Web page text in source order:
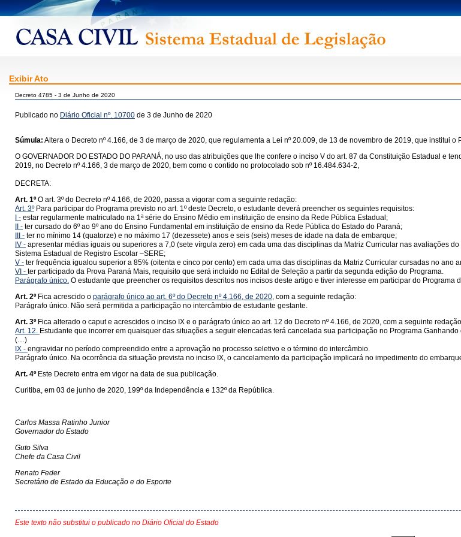
Exibir Ato
Decreto 4785 - 3 de Junho de 2020
Publicado no Diário Oficial nº. 10700 de 3 de Junho de 2020
Súmula: Altera o Decreto nº 4.166, de 3 de março de 2020, que regulamenta a Lei nº 20.009, de 13 de novembro de 2019, que institui
O GOVERNADOR DO ESTADO DO PARANÁ, no uso das atribuições que lhe confere o inciso V do art. 87 da Constituição Estadual e
2019, no Decreto nº 4.166, 3 de março de 2020, bem como o contido no protocolado sob nº 16.484.634-2,
DECRETA:
Art. 1º O art. 3º do Decreto nº 4.166, de 2020, passa a vigorar com a seguinte redação:
Art. 3ºPara participar do Programa previsto no art. 1º deste Decreto, o estudante deverá preencher os seguintes requisitos:
I - estar regularmente matriculado na 1ª série do Ensino Médio em instituição de ensino da Rede Pública Estadual;
II - ter cursado do 6º ao 9º ano do Ensino Fundamental em instituição de ensino da Rede Pública do Estado do Paraná;
III - ter no mínimo 14 (quatorze) e no máximo 17 (dezessete) anos e seis (seis) meses de idade na data de embarque;
IV - apresentar médias iguais ou superiores a 7,0 (sete vírgula zero) em cada uma das disciplinas da Matriz Curricular nas avaliações
Sistema Estadual de Registro Escolar –SERE;
V - ter frequência igualou superior a 85% (oitenta e cinco por cento) em cada uma das disciplinas da Matriz Curricular cursadas no ano
VI - ter participado da Prova Paraná Mais, requisito que será incluído no Edital de Seleção a partir da segunda edição do Programa.
Parágrafo único. O estudante que preencher os requisitos descritos nos incisos deste artigo e tiver interesse em participar do
Art. 2º Fica acrescido o parágrafo único ao art. 6º do Decreto nº 4.166, de 2020, com a seguinte redação:
Parágrafo único. Não será permitida a participação no intercâmbio de estudante gestante.
Art. 3º Fica alterado o caput e acrescidos o inciso IX e o parágrafo único ao art. 12 do Decreto nº 4.166, de 2020, com a seguinte
Art. 12. Estudante que incorrer em quaisquer das situações a seguir elencadas terá cancelada sua participação no Programa Ganhando
(…)
IX - engravidar no período compreendido entre a aprovação no processo seletivo e o término do intercâmbio.
Parágrafo único. Na ocorrência da situação prevista no inciso IX, o cancelamento da participação implicará no impedimento do
Art. 4º Este Decreto entra em vigor na data de sua publicação.
Curitiba, em 03 de junho de 2020, 199º da Independência e 132º da República.
Carlos Massa Ratinho Junior
Governador do Estado
Guto Silva
Chefe da Casa Civil
Renato Feder
Secretário de Estado da Educação e do Esporte
Este texto não substitui o publicado no Diário Oficial do Estado